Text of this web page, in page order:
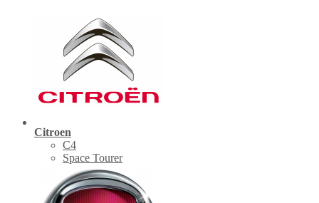
Citroen
C4
Space Tourer